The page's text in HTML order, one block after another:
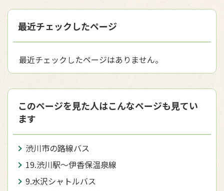
最近チェックしたページ
最近チェックしたページはありません。
このページを見た人はこんなページも見てい
ます
渋川市の路線バス
19.渋川駅～伊香保温泉線
9.水沢シャトルバス